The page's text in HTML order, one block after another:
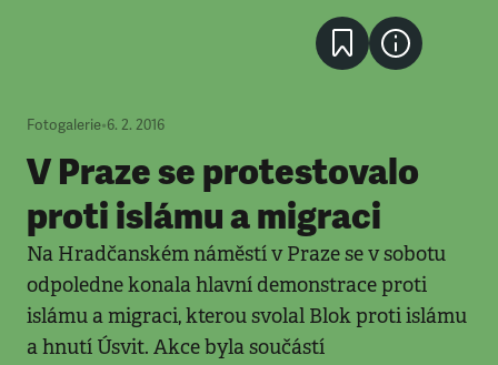
Fotogalerie•6. 2. 2016
V Praze se protestovalo
proti islámu a migraci
Na Hradčanském náměstí v Praze se v sobotu
odpoledne konala hlavní demonstrace proti
islámu a migraci, kterou svolal Blok proti islámu
a hnutí Úsvit. Akce byla součástí